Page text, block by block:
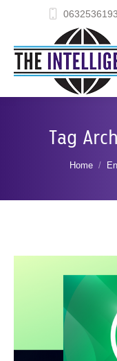
0632536193
Tag
You are
Home